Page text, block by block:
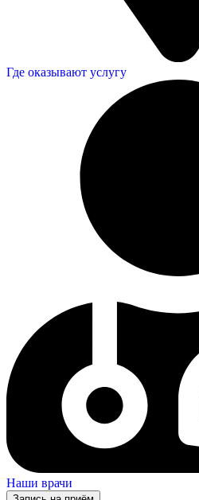
Где оказывают услугу
Наши врачи